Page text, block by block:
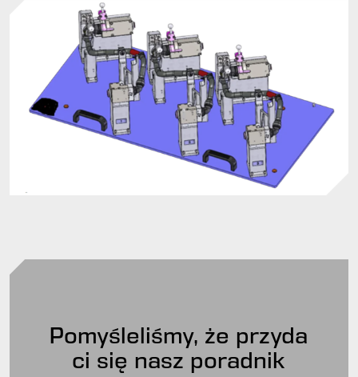
Pomyśleliśmy, że przyda
ci się nasz poradnik